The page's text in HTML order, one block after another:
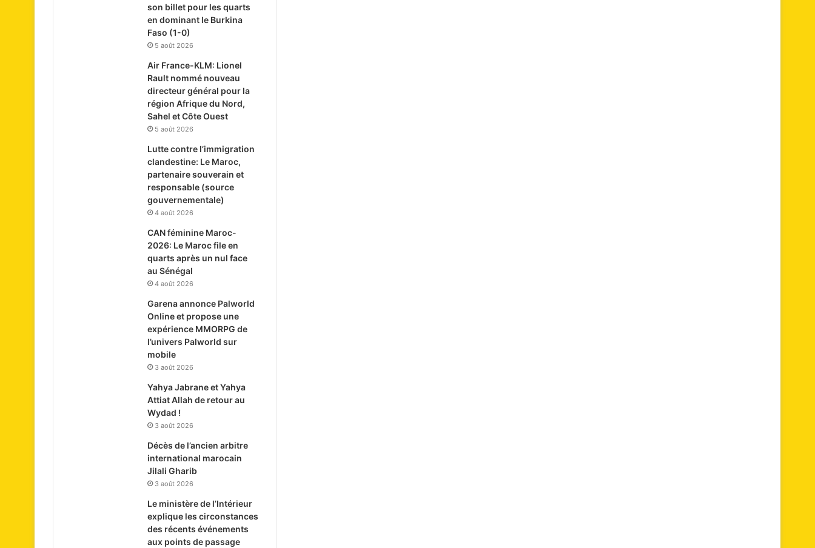
son billet pour les quarts
en dominant le Burkina
Faso (1-0)
5 août 2026
Air France-KLM: Lionel
Rault nommé nouveau
directeur général pour la
région Afrique du Nord,
Sahel et Côte Ouest
5 août 2026
Lutte contre l’immigration
clandestine: Le Maroc,
partenaire souverain et
responsable (source
gouvernementale)
4 août 2026
CAN féminine Maroc-
2026: Le Maroc file en
quarts après un nul face
au Sénégal
4 août 2026
Garena annonce Palworld
Online et propose une
expérience MMORPG de
l’univers Palworld sur
mobile
3 août 2026
Yahya Jabrane et Yahya
Attiat Allah de retour au
Wydad !
3 août 2026
Décès de l’ancien arbitre
international marocain
Jilali Gharib
3 août 2026
Le ministère de l’Intérieur
explique les circonstances
des récents événements
aux points de passage